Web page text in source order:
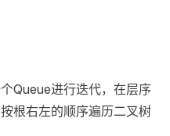
Queue进行迭代，在层序
根右左的顺序遍历二叉树